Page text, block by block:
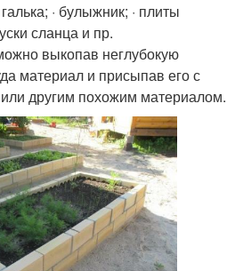
· булыжник; · плиты
сланца и пр.
выкопав неглубокую
материал и присыпав его с
другим похожим материалом.